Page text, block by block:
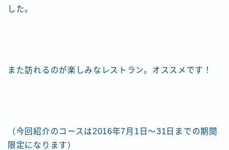
した。
また訪れるのが楽しみなレストラン。オススメです！
（今回紹介のコースは2016年7月1日〜31日までの期間
限定になります）